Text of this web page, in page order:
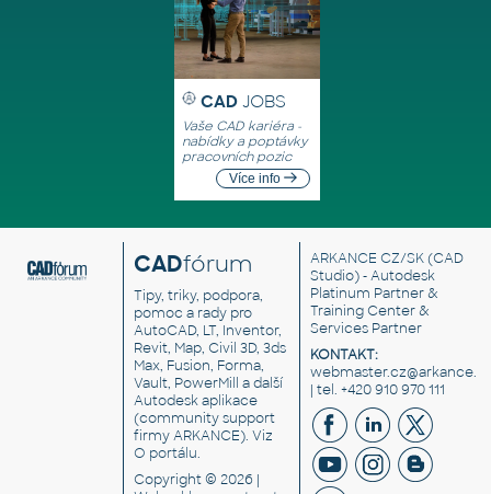
CAD JOBS
Vaše CAD kariéra -
nabídky a poptávky
pracovních pozic
Více info
CADfórum
Tipy, triky, podpora,
pomoc a rady pro
AutoCAD, LT, Inventor,
Revit, Map, Civil 3D, 3ds
Max, Fusion, Forma,
Vault, PowerMill a další
Autodesk aplikace
(community support
firmy ARKANCE). Viz
O portálu.
Copyright © 2026 |
ARKANCE CZ/SK(CAD
Studio) - Autodesk
Platinum Partner &
Training Center &
Services Partner
KONTAKT:
| tel. +420 910 970 111